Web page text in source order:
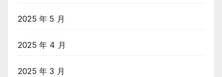
2025 年 5 月
2025 年 4 月
2025 年 3 月